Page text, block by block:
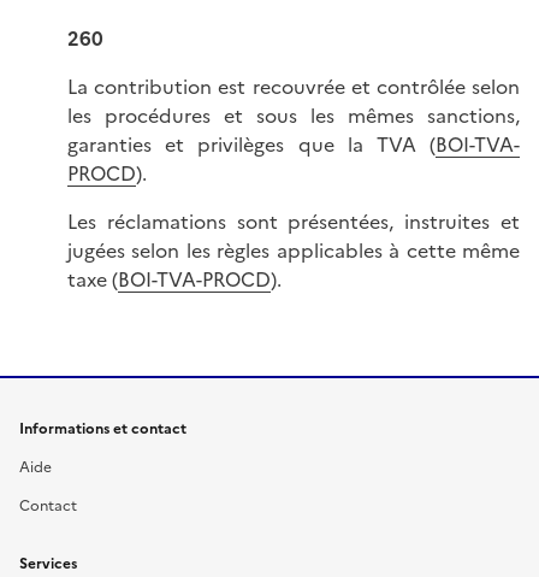
260
La contribution est recouvrée et contrôlée selon
les procédures et sous les mêmes sanctions,
garanties et privilèges que la TVA (BOI-TVA-
PROCD).
Les réclamations sont présentées, instruites et
jugées selon les règles applicables à cette même
taxe (BOI-TVA-PROCD).
Informations et contact
Aide
Contact
Services